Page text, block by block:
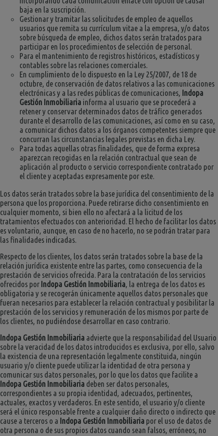
baja en la suscripción.
Gestionar y tramitar las solicitudes de empleo de aquellos
usuarios que remita su currículum vitae a la empresa, y/o datos
sobre búsqueda de empleo, dichos datos serán tratados para
participar en los procedimientos de selección de personal.
Para el mantenimiento de registros históricos, estadísticos y
contables sobre las relaciones comerciales.
En cumplimiento de lo dispuesto en la Ley 25/2007, de 18 de
octubre, de conservación de datos relativos a las comunicaciones
electrónicas y a las redes públicas de comunicaciones, Indopa
Gestión Inmobiliaria informa al usuario que se procederá a
retener y conservar determinados datos de tráfico generados
durante el desarrollo de las comunicaciones, así como en su caso,
a comunicar dichos datos a los órganos competentes siempre que
concurran las circunstancias legales previstas en dicha Ley.
Para todas aquellas otras finalidades, que de forma expresa
aparezcan recogidas en la relación contractual que sean de
aplicación al producto o servicio correspondiente contratado por
el cliente y aceptadas expresamente por este.
Los datos serán tratados sobre la base jurídica del consentimiento de la
persona que los proporciona. Puede retirarse dicho consentimiento en
cualquier momento, si bien ello no afectará a la licitud de los
tratamientos efectuados con anterioridad. El hecho de facilitar los datos
es voluntario, aunque, en caso de no hacerlo, no se podrán tratar para
las finalidades indicadas.
Respecto de los clientes, los datos serán tratados sobre la base de la
relación jurídica existente entre las partes, como consecuencia de la
prestación de servicios ofrecida. Para la contratación de los servicios
ofrecidos por Indopa Gestión Inmobiliaria , la entrega de los datos es
obligatoria y se recogerán únicamente aquellos datos personales que
fueran necesarios para establecer la relación contractual y posibilitar la
prestación de los servicios y remuneración de los mismos por parte de
los clientes, no pudiéndose desarrollar en caso contrario.
Indopa Gestión Inmobiliaria advierte que la responsabilidad del Usuario
sobre la veracidad de los datos introducidos es exclusiva, por ello, salvo
la existencia de una representación legalmente constituida, ningún
usuario y/o cliente puede utilizar la identidad de otra persona y
comunicar sus datos personales, por lo que los datos que facilite a
Indopa Gestión Inmobiliaria deben ser datos personales,
correspondientes a su propia identidad, adecuados, pertinentes,
actuales, exactos y verdaderos. En este sentido, el usuario y/o cliente
será el único responsable frente a cualquier daño directo o indirecto que
cause a terceros o a Indopa Gestión Inmobiliaria por el uso de datos de
otra persona o de sus propios datos cuando sean falsos, erróneos, no